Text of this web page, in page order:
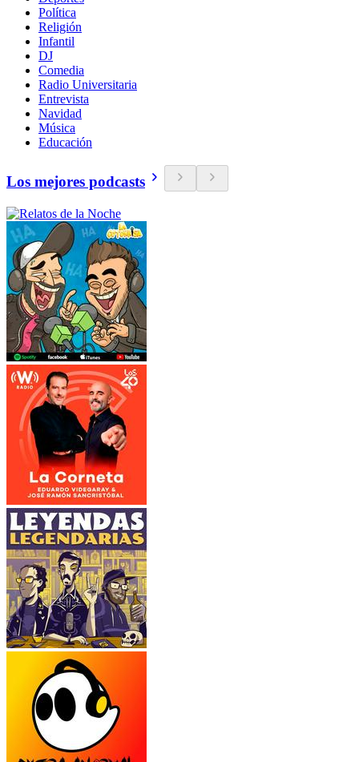
Política
Religión
Infantil
DJ
Comedia
Radio Universitaria
Entrevista
Navidad
Música
Educación
Los mejores podcasts